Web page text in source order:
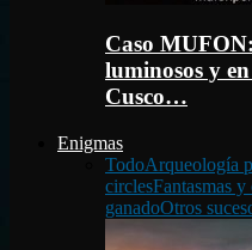
Caso
luminosos y
Cusco…
Enigmas
TodoArqueología
circlesFantasmas y
ganadoOtros